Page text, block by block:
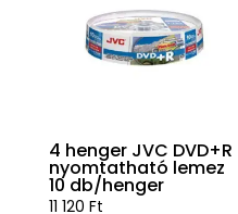
4 henger JVC DVD+R
nyomtatható lemez
10 db/henger
11 120 Ft